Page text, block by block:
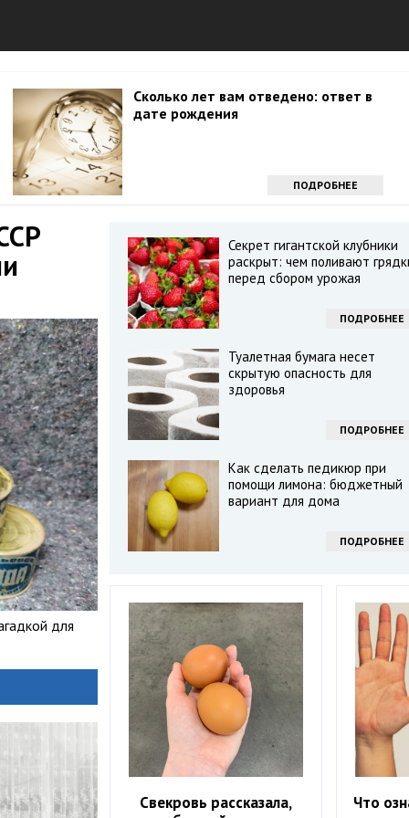
Сколько лет вам отведено: ответ в
дате рождения
ПОДРОБНЕЕ
для
Секрет гигантской клубники
раскрыт: чем поливают
перед сбором урожая
ПОДРОБНЕЕ
Туалетная бумага несет
скрытую опасность для
здоровья
ПОДРОБНЕЕ
Как сделать педикюр при
помощи лимона: бюджетный
вариант для дома
ПОДРОБНЕЕ
Свекровь рассказала,
Что